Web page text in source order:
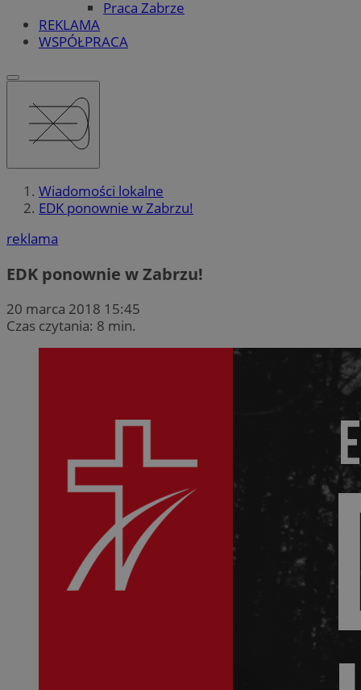
Praca Zabrze
REKLAMA
WSPÓŁPRACA
Wiadomości lokalne
EDK ponownie w Zabrzu!
reklama
EDK ponownie w Zabrzu!
20 marca 2018 15:45
Czas czytania: 8 min.